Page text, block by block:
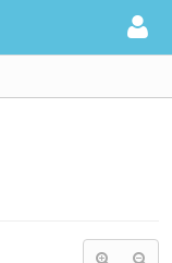
5